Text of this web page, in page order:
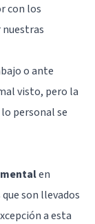
con los
o ante
visto, pero la
personal se
en
son llevados
a esta